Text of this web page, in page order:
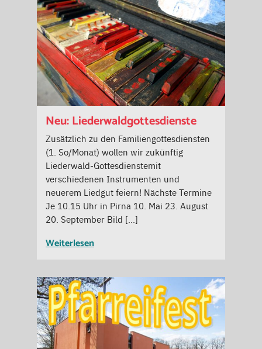
Neu: Liederwaldgottesdienste
Zusätzlich zu den Familiengottesdiensten
(1. So/Monat) wollen wir zukünftig
Liederwald-Gottesdienstemit
verschiedenen Instrumenten und
neuerem Liedgut feiern! Nächste Termine
Je 10.15 Uhr in Pirna 10. Mai 23. August
20. September Bild […]
Weiterlesen